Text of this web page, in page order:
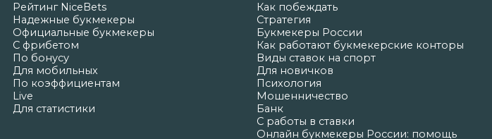
Рейтинг NiceBets
Надежные букмекеры
Официальные букмекеры
С фрибетом
По бонусу
Для мобильных
По коэффициентам
Live
Для статистики
Как побеждать
Стратегия
Букмекеры России
Как работают букмекерские конторы
Виды ставок на спорт
Для новичков
Психология
Мошенничество
Банк
С работы в ставки
Онлайн букмекеры России: помощь